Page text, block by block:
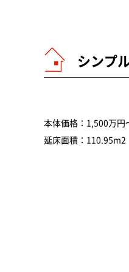
シンプ
本体価格：1,500万円
延床面積：